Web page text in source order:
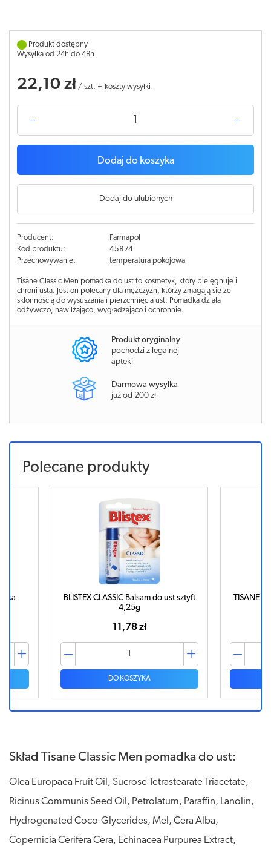
Produkt dostępny
Wysyłka od 24h do 48h
22,10 zł / szt. + koszty wysyłki
Dodaj do koszyka
Dodaj do ulubionych
Producent:
Farmapol
Kod produktu:
45874
Przechowywanie:
temperatura pokojowa
Tisane Classic Men pomadka do ust to kosmetyk, który pielęgnuje i
chroni usta. Jest on polecany dla mężczyzn, którzy zmagają się ze
skłonnością do wysuszania i pierzchnięcia ust. Pomadka działa
odżywczo, nawilżająco, wygładzająco i ochronnie.
Produkt oryginalny
pochodzi z legalnej
apteki
Darmowa wysyłka
już od 200 zł
Polecane produkty
BLISTEX CLASSIC Balsam do ust sztyft
4,25g
11,78 zł
DO KOSZYKA
TISANE
Skład Tisane Classic Men pomadka do ust:
Olea Europaea Fruit Oil, Sucrose Tetrastearate Triacetate,
Ricinus Communis Seed Oil, Petrolatum, Paraffin, Lanolin,
Hydrogenated Coco-Glycerides, Mel, Cera Alba,
Copernicia Cerifera Cera, Echinacea Purpurea Extract,